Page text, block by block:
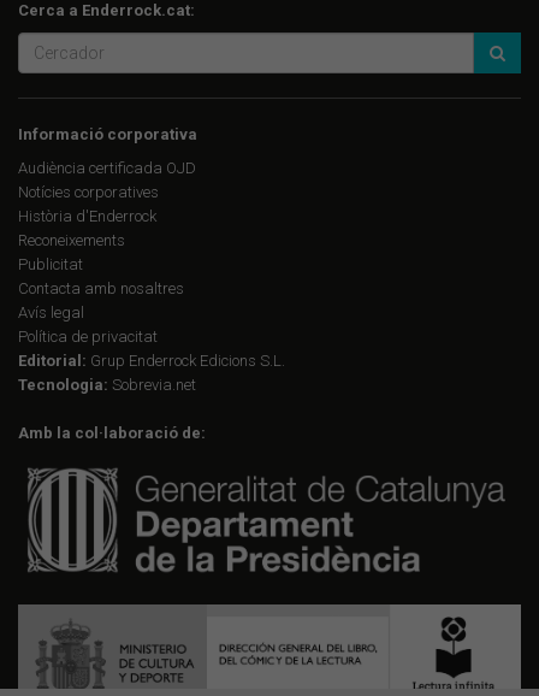
Cerca a Enderrock.cat:
Informació corporativa
Audiència certificada OJD
Notícies corporatives
Història d'Enderrock
Reconeixements
Publicitat
Contacta amb nosaltres
Avís legal
Política de privacitat
Editorial: Grup Enderrock Edicions S.L.
Tecnologia: Sobrevia.net
Amb la col·laboració de: